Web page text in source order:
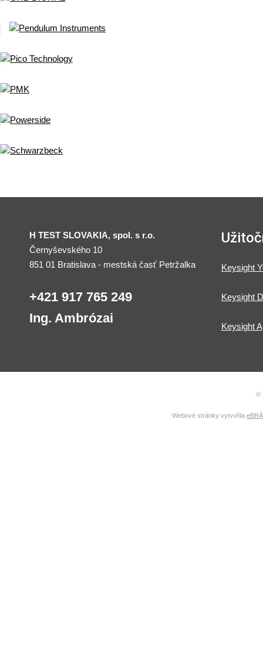
H TEST SLOVAKIA, spol. s r.o.
Černyševského 10
851 01 Bratislava - mestská časť Petržalka
+421 917 765 249
Ing. Ambrózai
Keysight
Keysight
Keysight
©
Webové stránky vytvořila